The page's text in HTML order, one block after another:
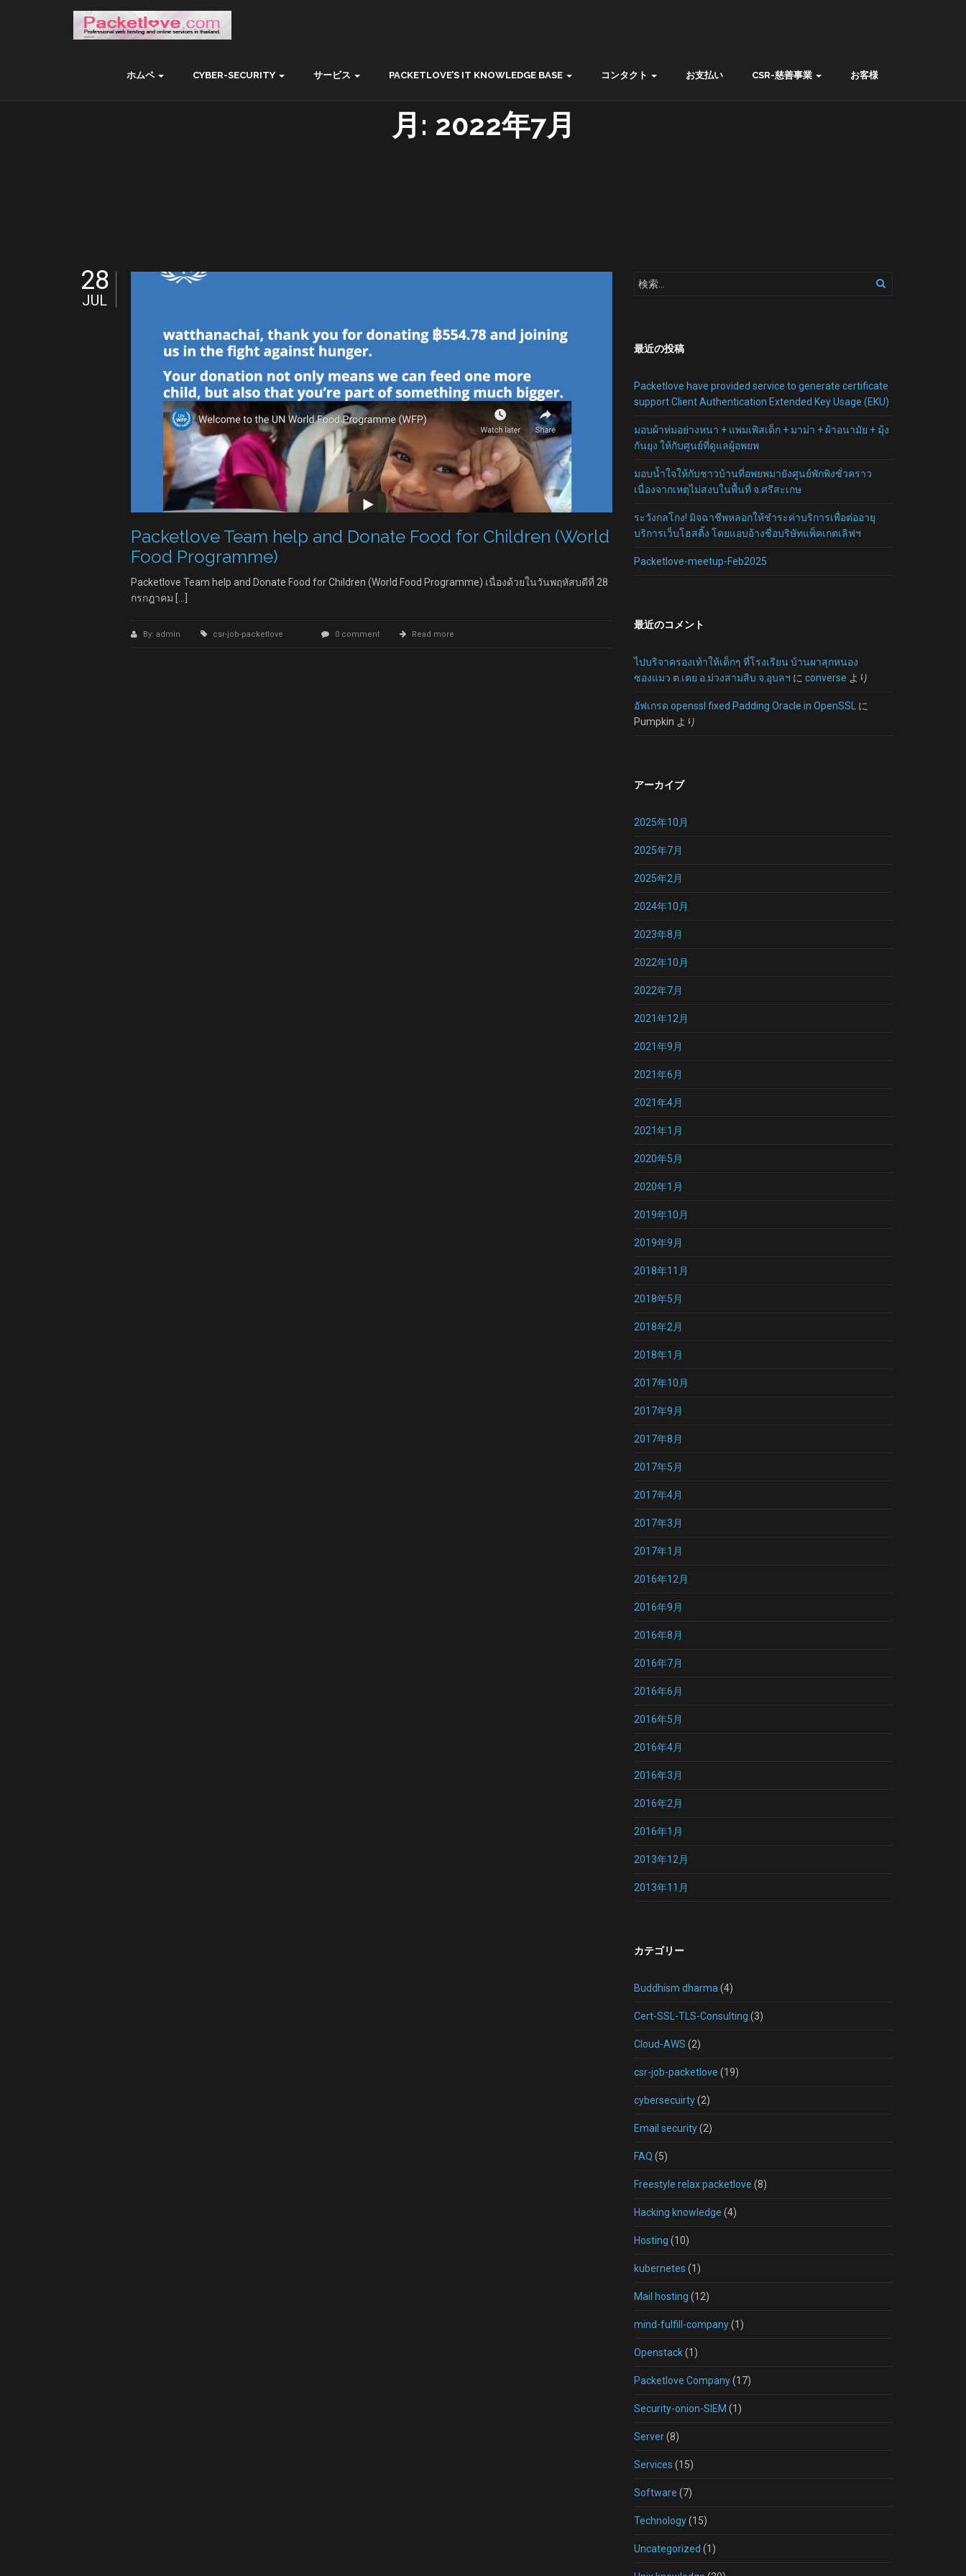
ホムペ CYBER-SECURITY サービス PACKETLOVE’S IT KNOWLEDGE BASE コンタクト お支払い CSR-慈善事業 お客様
月: 2022年7月
Packetlove Team help and Donate Food for Children (World
Food Programme)
28
JUL
Packetlove Team help and Donate Food for Children (World Food Programme) เนื่องด้วยในวันพฤหัสบดีที่ 28
กรกฎาคม […]
By: admin csr-job-packetlove 0 comment Read more
最近の投稿
Packetlove have provided service to generate certificate
support Client Authentication Extended Key Usage (EKU)
มอบผ้าห่มอย่างหนา + แพมเพิสเด็ก + มาม่า + ผ้าอนามัย + มุ้ง
กันยุง ให้กับศูนย์ที่ดูแลผู้อพยพ
มอบน้ำใจให้กับชาวบ้านที่อพยพมายังศูนย์พักพิงชั่วคราว
เนื่องจากเหตุไม่สงบในพื้นที่ จ.ศรีสะเกษ
ระวังกลโกง! มิจฉาชีพหลอกให้ชำระค่าบริการเพื่อต่ออายุ
บริการเว็บโฮสติ้ง โดยแอบอ้างชื่อบริษัทแพ็คเกตเลิฟฯ
Packetlove-meetup-Feb2025
最近のコメント
ไปบริจาครองเท้าให้เด็กๆ ที่โรงเรียน บ้านผาสุกหนอง
ซองแมว ต.เตย อ.ม่วงสามสิบ จ.อุบลฯ に converse より
อัฟเกรด openssl fixed Padding Oracle in OpenSSL
に
Pumpkin より
アーカイブ
2025年10月
2025年7月
2025年2月
2024年10月
2023年8月
2022年10月
2022年7月
2021年12月
2021年9月
2021年6月
2021年4月
2021年1月
2020年5月
2020年1月
2019年10月
2019年9月
2018年11月
2018年5月
2018年2月
2018年1月
2017年10月
2017年9月
2017年8月
2017年5月
2017年4月
2017年3月
2017年1月
2016年12月
2016年9月
2016年8月
2016年7月
2016年6月
2016年5月
2016年4月
2016年3月
2016年2月
2016年1月
2013年12月
2013年11月
カテゴリー
Buddhism dharma (4)
Cert-SSL-TLS-Consulting (3)
Cloud-AWS (2)
csr-job-packetlove (19)
cybersecuirty(2)
Email security(2)
FAQ (5)
Freestyle relax packetlove (8)
Hacking knowledge (4)
Hosting (10)
kubernetes (1)
Mail hosting (12)
mind-fulfill-company(1)
Openstack(1)
Packetlove Company(17)
Security-onion-SIEM (1)
Server(8)
Services (15)
Software (7)
Technology(15)
Uncategorized (1)